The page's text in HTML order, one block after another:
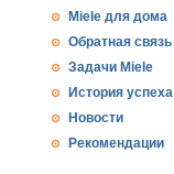
Miele для дома
Обратная связь
Задачи Miele
История успеха
Новости
Рекомендации